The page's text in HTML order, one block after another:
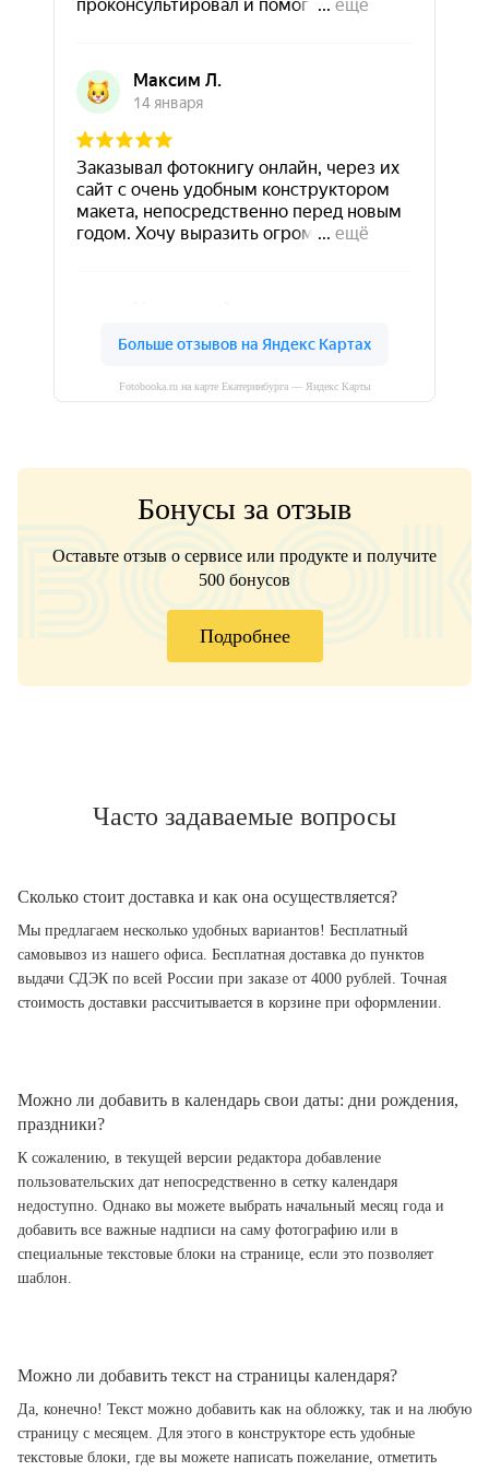
Fotobooka.ru на карте Екатеринбурга — Яндекс Карты
Бонусы за отзыв
Оставьте отзыв о сервисе или продукте и получите
500 бонусов
Подробнее
Часто задаваемые вопросы
Сколько стоит доставка и как она осуществляется?
Мы предлагаем несколько удобных вариантов! Бесплатный
самовывоз из нашего офиса. Бесплатная доставка до пунктов
выдачи СДЭК по всей России при заказе от 4000 рублей. Точная
стоимость доставки рассчитывается в корзине при оформлении.
Можно ли добавить в календарь свои даты: дни рождения,
праздники?
К сожалению, в текущей версии редактора добавление
пользовательских дат непосредственно в сетку календаря
недоступно. Однако вы можете выбрать начальный месяц года и
добавить все важные надписи на саму фотографию или в
специальные текстовые блоки на странице, если это позволяет
шаблон.
Можно ли добавить текст на страницы календаря?
Да, конечно! Текст можно добавить как на обложку, так и на любую
страницу с месяцем. Для этого в конструкторе есть удобные
текстовые блоки, где вы можете написать пожелание, отметить